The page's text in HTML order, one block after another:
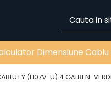
Dimensiune Cablu
FY (H07V-U) 4 GALBEN-